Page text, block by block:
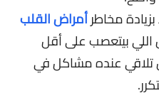
بزيادة مخاطرأمراض القلب
بيتعصب على أقل
تلاقي عنده مشاكل في